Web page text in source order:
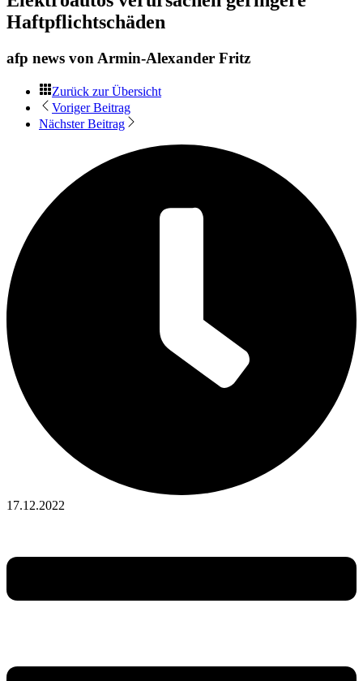
Haftpflichtschäden
afp news von Armin-Alexander Fritz
Zurück zur Übersicht
Voriger Beitrag
Nächster Beitrag
17.12.2022